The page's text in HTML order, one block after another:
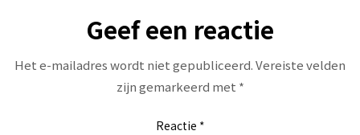
Geef een reactie
Het e-mailadres wordt niet gepubliceerd.Vereiste velden
zijn gemarkeerd met *
Reactie *